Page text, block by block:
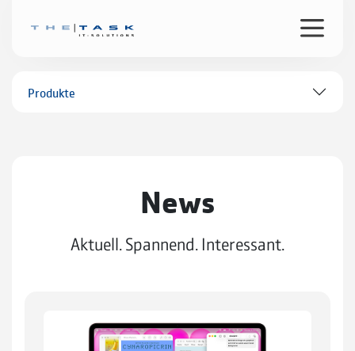
Produkte
News
Aktuell. Spannend. Interessant.